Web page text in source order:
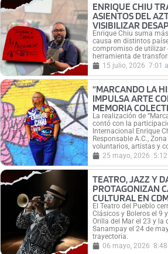
ENRIQUE CHIU
ASIENTOS DEL
VISIBILIZAR
Enrique Chiu suma
causa en distintos
compromiso de utilizar
herramienta de
15 julio, 2026 7:01
“MARCANDO LA
IMPULSA ARTE
MEMORIA
La realización de
contó con la
Internacional Enrique
Responsable A.C.,
voluntarios, artistas y
25 mayo, 2026
TEATRO, JAZZ Y
PROTAGONIZAN
CULTURAL EN
El Teatro del Pueblo
Clásicos y Boleros el 9
Orilla del Mar el 23 y la
Sanampay el 24 de
trayectoria.
06 mayo, 2026